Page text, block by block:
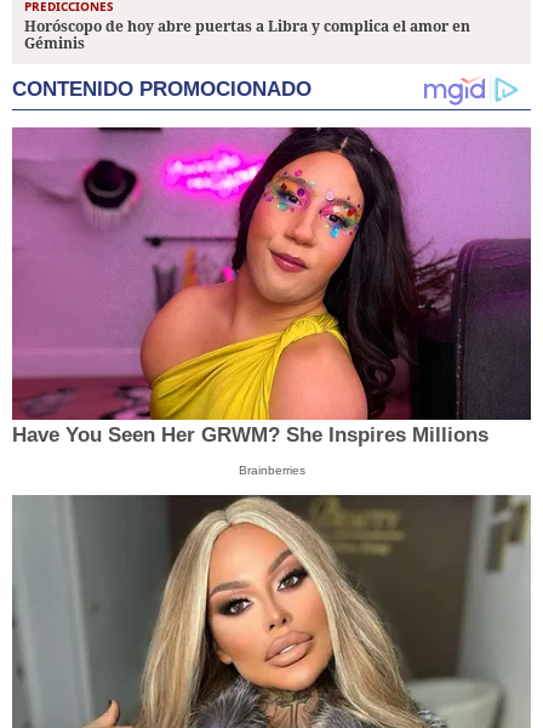
PREDICCIONES
Horóscopo de hoy abre puertas a Libra y complica el amor en
Géminis
CONTENIDO PROMOCIONADO
Have You Seen Her GRWM? She Inspires Millions
Brainberries